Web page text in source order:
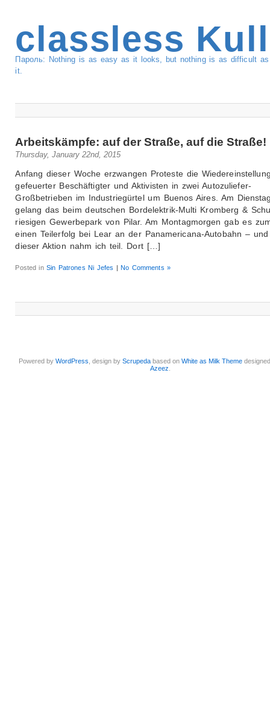
classless
Пароль: Nothing is as easy as it looks, but nothing is as difficult
it.
Arbeitskämpfe: auf der Straße, auf die Straße!
Thursday, January 22nd, 2015
Anfang dieser Woche erzwangen Proteste die
gefeuerter Beschäftigter und Aktivisten in zwei Autozuliefer-
Großbetrieben im Industriegürtel um Buenos Aires. Am
gelang das beim deutschen Bordelektrik-Multi Kromberg &
riesigen Gewerbepark von Pilar. Am Montagmorgen gab es
einen Teilerfolg bei Lear an der Panamericana-Autobahn –
dieser Aktion nahm ich teil. Dort […]
Posted inSin Patrones Ni Jefes | No Comments »
Powered byWordPress , design byScrupeda based onWhite as Milk Theme
Azeez